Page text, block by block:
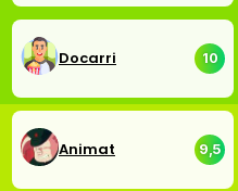
Docarri 10
Animat 9,5